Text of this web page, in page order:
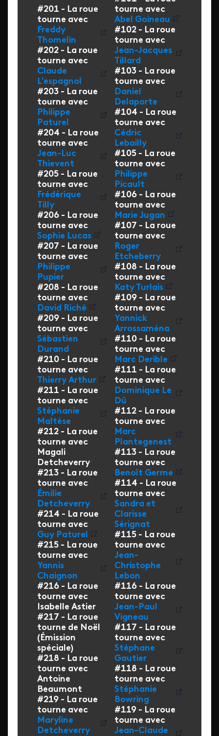
#201 - La roue
tourne avec
Freddy
Thomelin
#202 - La roue
tourne avec
Claude
L'espagnol
#203 - La roue
tourne avec
Philippe
Paturel
#204 - La roue
tourne avec
Jean-Luc
Thievent
#205 - La roue
tourne avec
Frédérique
Tilly
#206 - La roue
tourne avec
Sophie Lucas
#207 - La roue
tourne avec
Philippe
Pupier
#208 - La roue
tourne avec
David Riché
#209 - La roue
tourne avec
Sébastien
Durand
#210 - La roue
tourne avec
Thierry Arthur
#211 - La roue
tourne avec
Stéphanie
Maltèse
#212 - La roue
tourne avec
Magali
Detcheverry
#213 - La roue
tourne avec
Émilie
Detcheverry
#214 - La roue
tourne avec
Guy Paturel
#215 - La roue
tourne avec
Yannis
Chaignon
#216 - La roue
tourne avec
Isabelle Astier
#217 - La roue
tourne de Noël
(Émission
spéciale)
#218 - La roue
tourne avec
Antoine
Beaumont
#219 - La roue
tourne avec
Maryline
Detcheverry
tourne avec
Abel Goineau
#102 - La roue
tourne avec
Jean-Jacques
Tillard
#103 - La roue
tourne avec
Daniel
Delaporte
#104 - La roue
tourne avec
Cédric
Lebailly
#105 - La roue
tourne avec
Philippe
Picault
#106 - La roue
tourne avec
Marie Jugan
#107 - La roue
tourne avec
Roger
Etcheberry
#108 - La roue
tourne avec
Katy Turlais
#109 - La roue
tourne avec
Yannick
Arrossaména
#110 - La roue
tourne avec
Marc Derible
#111 - La roue
tourne avec
Dominique Le
Dû
#112 - La roue
tourne avec
Marc
Plantegenest
#113 - La roue
tourne avec
Benoît Germe
#114 - La roue
tourne avec
Sandra et
Clarisse
Sérignat
#115 - La roue
tourne avec
Jean-
Christophe
Lebon
#116 - La roue
tourne avec
Jean-Paul
Vigneau
#117 - La roue
tourne avec
Stéphane
Gautier
#118 - La roue
tourne avec
Stéphanie
Bowring
#119 - La roue
tourne avec
Jean-Claude